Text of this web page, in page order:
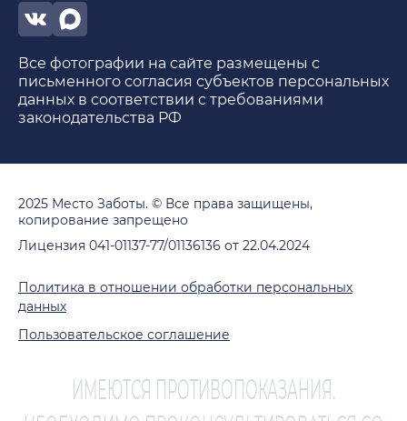
Все фотографии на сайте размещены с
письменного согласия субъектов персональных
данных в соответствии с требованиями
законодательства РФ
2025 Место Заботы. © Все права защищены,
копирование запрещено
Лицензия 041-01137-77/01136136 от 22.04.2024
Политика в отношении обработки персональных
данных
Пользовательское соглашение
ИМЕЮТСЯ ПРОТИВОПОКАЗАНИЯ.